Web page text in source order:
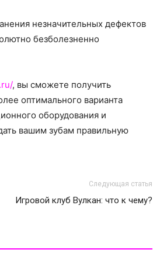
незначительных дефектов
безболезненно
, вы сможете получить
оптимального варианта
оборудования и
вашим зубам правильную
Следующая статья
Игровой клуб Вулкан: что к чему?